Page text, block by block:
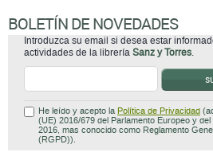
BOLETÍN DE NOVEDADES
Introduzca su email si desea estar
actividades de la librería Sanz y Torres.
He leído y acepto la Política de Privacidad
(UE) 2016/679 del Parlamento Europeo y
2016, mas conocido como Reglamento
(RGPD)).